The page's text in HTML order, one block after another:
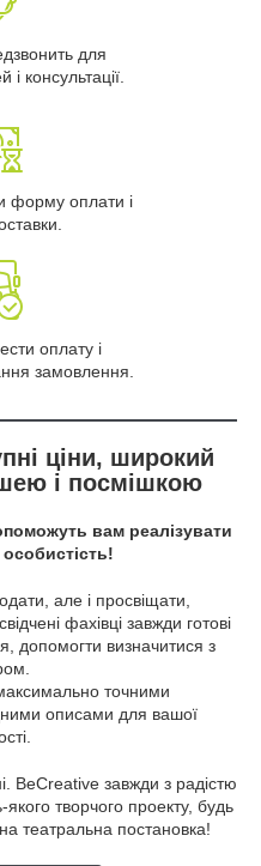
для
консультації.
форму оплати і
оплату і
замовлення.
ціни, широкий
і посмішкою
вам реалізувати
але і просвіщати,
фахівці завжди готові
допомогти визначитися з
точними
описами для вашої
BeCreative завжди з радістю
творчого проекту, будь
театральна постановка!